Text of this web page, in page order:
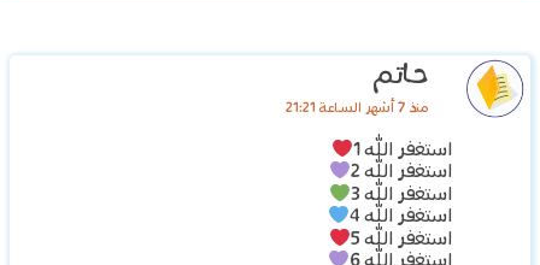
حاتم
منذ 7 أشهر الساعة 21:21
استغفر الله 1
استغفر الله 2
استغفر الله 3
استغفر الله 4
استغفر الله 5